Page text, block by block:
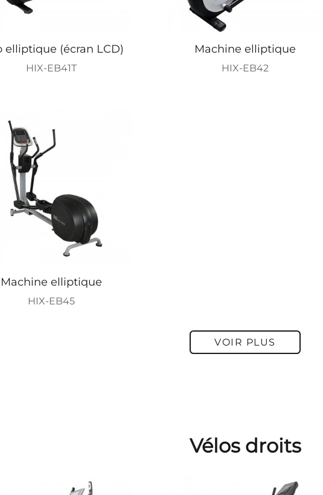
elliptique (écran LCD)
HIX-EB41T
Machine elliptique
HIX-EB42
Machine elliptique
HIX-EB45
VOIR PLUS
Vélos droits